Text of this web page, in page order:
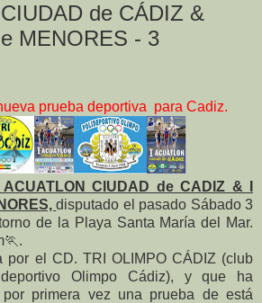
de CÁDIZ &
MENORES - 3
prueba deportiva para Cadiz.
ACUATLON CIUDAD de CADIZ & I
disputado el pasado Sábado 3
de la Playa Santa María del Mar.
por el CD. TRI OLIMPO CÁDIZ (club
Olimpo Cádiz), y que ha
primera vez una prueba de está